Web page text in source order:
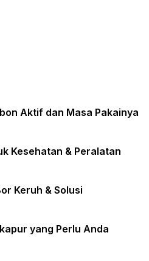
Aktif dan Masa Pakainya
Kesehatan & Peralatan
Keruh & Solusi
yang Perlu Anda